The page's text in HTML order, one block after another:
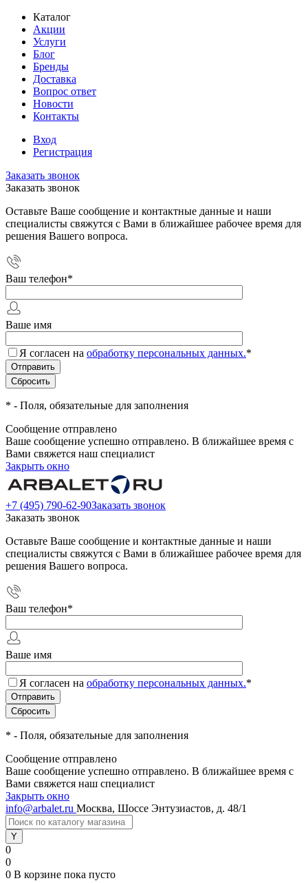
Каталог
Акции
Услуги
Блог
Бренды
Доставка
Вопрос ответ
Новости
Контакты
Вход
Регистрация
Заказать звонок
Заказать звонок
Оставьте Ваше сообщение и контактные данные и наши
специалисты свяжутся с Вами в ближайшее рабочее время для
решения Вашего вопроса.
Ваш телефон*
Ваше имя
Я согласен на обработку персональных данных.*
* - Поля, обязательные для заполнения
Сообщение отправлено
Ваше сообщение успешно отправлено. В ближайшее время с
Вами свяжется наш специалист
Закрыть окно
+7 (495) 790-62-90Заказать звонок
Заказать звонок
Оставьте Ваше сообщение и контактные данные и наши
специалисты свяжутся с Вами в ближайшее рабочее время для
решения Вашего вопроса.
Ваш телефон*
Ваше имя
Я согласен на обработку персональных данных.*
* - Поля, обязательные для заполнения
Сообщение отправлено
Ваше сообщение успешно отправлено. В ближайшее время с
Вами свяжется наш специалист
Закрыть окно
info@arbalet.ru Москва, Шоссе Энтузиастов, д. 48/1
0
0
0 В корзине пока пусто